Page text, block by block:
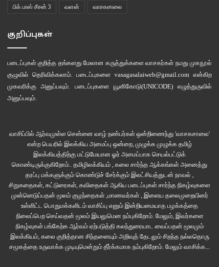
பிக் பாஸ் சீசன் 3 வளன் வாசகசாலை
குறிப்புகள்
படைப்புகள் குறித்த தங்களது மேலான கருத்துக்களை வாசகர்கள் நமது முகநூல்
குழுவில் தெரிவிக்கலாம். படைப்புகளை vasagasalaiweb@gmail.com என்கிற
முகவரிக்கு அனுப்பவும். படைப்புகளை யூனிகோடு(UNICODE)எழுத்துருவில்
அனுப்பவும்.
வாசிப்பில் ஆர்வமுள்ள சென்னை வாழ் நண்பர்கள் ஒன்றிணைந்து 'வாசகசாலை'
என்ற பெயரில் இலக்கிய அமைப்பு ஒன்றை, முழுக்க முழுக்க தமிழ்
இலக்கியத்திற்கு மட்டுமேயான ஓர் அமைப்பாக செயல்பட்டுக்
கொண்டிருக்குகிறோம்.. தமிழிலக்கியம் , கலை சார்ந்த ஆக்கங்கள் அனைத்து
தரப்பு மக்களுக்கும் கொண்டுச் சேர்க்கும் இலட்சியத்துடன் நாவல் ,
சிறுகதைகள், கட்டுரைகள், கவிதைகள் ஆகிய படைப்புகள் சார்ந்த நிகழ்வுகளை
முன்னெடுப்பதன் மூலம் குழந்தைகள் ,மாணவர்கள் , இளைய தலைமுறையினர்
உள்ளிட்ட பொதுமக்களிடம் வாசிப்பு எனும் இன்றியமையாத பழக்கத்தை
நிலைப்பெற செய்வதன் மூலம் இயலுமென நம்புகிறோம். மேலும், இவர்களை
நிகழ்வுகள் பங்கேற்க ஆர்வம் ஏற்படுத்தி கலந்துரையாட வைப்பதன் மூலமும்
இலக்கியம், கலை குறித்தான சிந்தனையும் அறிவுத் தேடலும் சிறந்த நல்லதொரு
சமூகத்தை உருவாக்க முடியுமென்றும் தீர்க்கமாக நம்புகிறோம். மேலும் வாசிக்க...